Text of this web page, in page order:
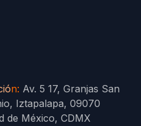
n: Av. 5 17, Granjas San
Iztapalapa, 09070
de México, CDMX